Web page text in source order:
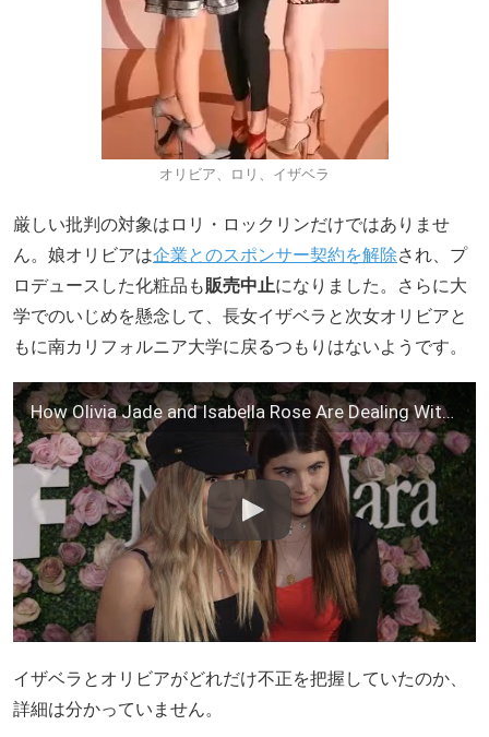
オリビア、ロリ、イザベラ
厳しい批判の対象はロリ・ロックリンだけではありませ
ん。娘オリビアは企業とのスポンサー契約を解除され、プ
ロデュースした化粧品も販売中止になりました。さらに大
学でのいじめを懸念して、長女イザベラと次女オリビアと
もに南カリフォルニア大学に戻るつもりはないようです。
How Olivia Jade and Isabella Rose Are Dealing With Possible Expulsion From USC
イザベラとオリビアがどれだけ不正を把握していたのか、
詳細は分かっていません。